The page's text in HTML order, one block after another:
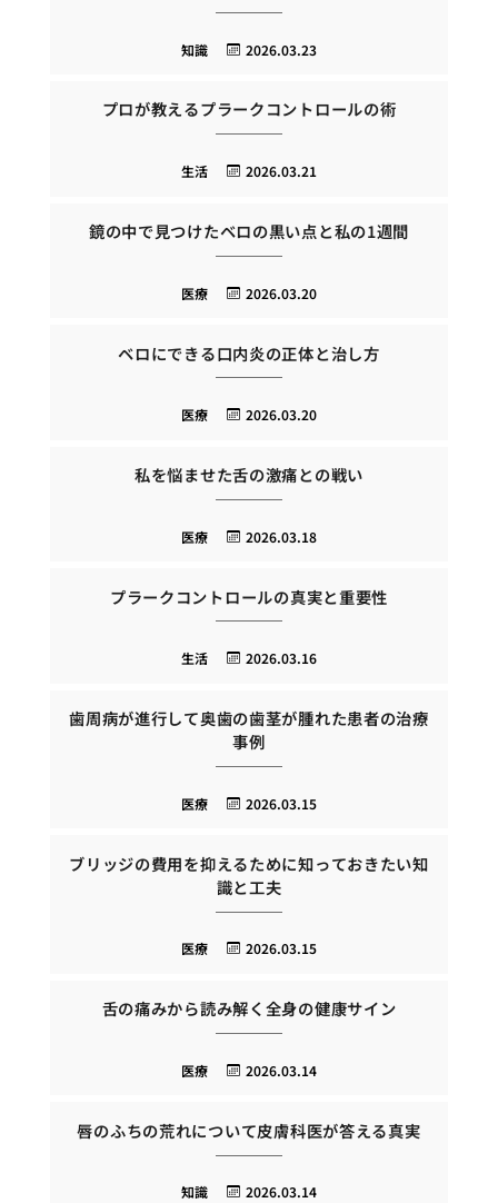
2026.03.23
知識
プロが教えるプラークコントロールの術
2026.03.21
生活
鏡の中で見つけたベロの黒い点と私の1週間
2026.03.20
医療
ベロにできる口内炎の正体と治し方
2026.03.20
医療
私を悩ませた舌の激痛との戦い
2026.03.18
医療
プラークコントロールの真実と重要性
2026.03.16
生活
歯周病が進行して奥歯の歯茎が腫れた患者の治療
事例
2026.03.15
医療
ブリッジの費用を抑えるために知っておきたい知
識と工夫
2026.03.15
医療
舌の痛みから読み解く全身の健康サイン
2026.03.14
医療
唇のふちの荒れについて皮膚科医が答える真実
2026.03.14
知識